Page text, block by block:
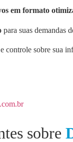
em formato
para suas demandas
controle sobre sua
sobre